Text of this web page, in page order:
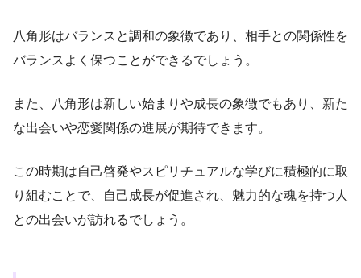
八角形はバランスと調和の象徴であり、相手との関係性を
バランスよく保つことができるでしょう。
また、八角形は新しい始まりや成長の象徴でもあり、新た
な出会いや恋愛関係の進展が期待できます。
この時期は自己啓発やスピリチュアルな学びに積極的に取
り組むことで、自己成長が促進され、魅力的な魂を持つ人
との出会いが訪れるでしょう。